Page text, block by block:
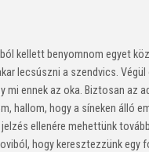
kellett benyomnom egyet
lecsúszni a szendvics.
ennek az oka. Biztosan
hogy a síneken álló
ellenére mehettünk
hogy keresztezzünk